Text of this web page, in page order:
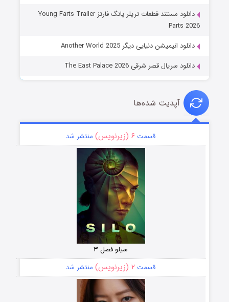
دانلود مستند قطعات تریلر یانگ فارتز Young Farts Trailer
Parts 2026
دانلود انیمیشن دنیایی دیگر Another World 2025
دانلود سریال قصر شرقی The East Palace 2026
آپدیت شده‌ها
قسمت ۶ (زیرنویس) منتشر شد
سیلو فصل ۳
قسمت ۲ (زیرنویس) منتشر شد